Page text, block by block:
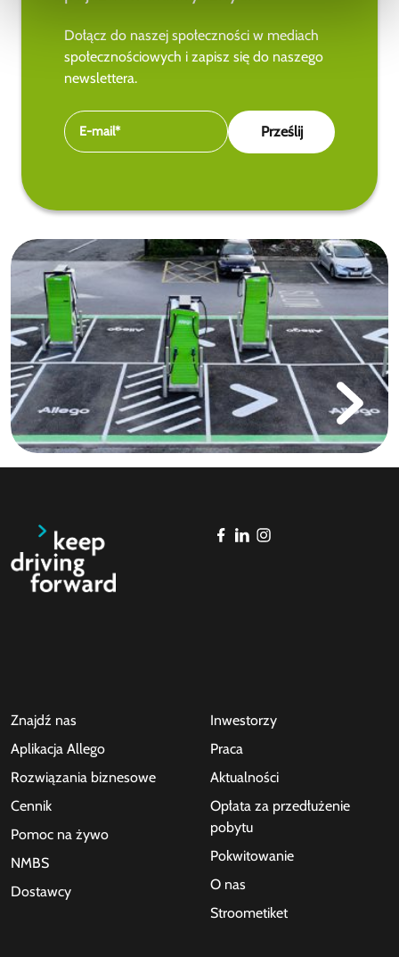
Dołącz do naszej społeczności w mediach
społecznościowych i zapisz się do naszego
newslettera.
Znajdź nas
Aplikacja Allego
Rozwiązania biznesowe
Cennik
Pomoc na żywo
NMBS
Dostawcy
Inwestorzy
Praca
Aktualności
Opłata za przedłużenie
pobytu
Pokwitowanie
O nas
Stroometiket